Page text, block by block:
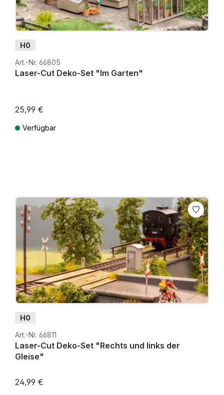
H0
Art.-Nr. 66805
Laser-Cut Deko-Set "Im Garten"
25,99 €
Verfügbar
H0
Art.-Nr. 66811
Laser-Cut Deko-Set "Rechts und links der
Gleise"
24,99 €